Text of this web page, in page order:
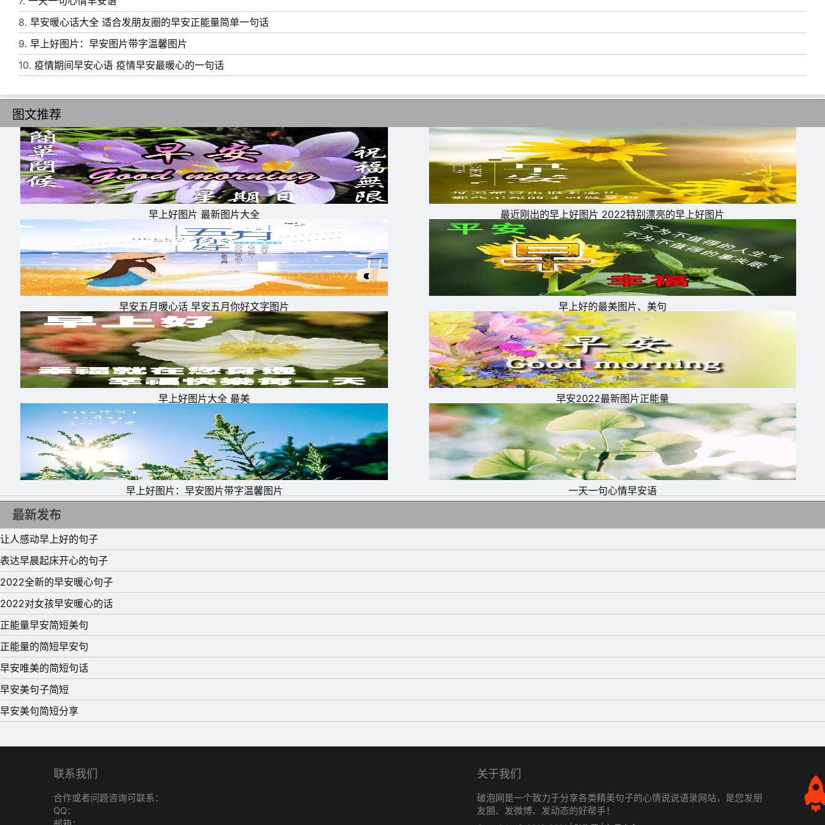
11、早上好!吉祥问候，祝你平安幸福，开开心心，万事顺利每一天。
12、环境永远不会十全十美，消极的人受环境控制，积极的人却控制环境。早安!
13、心情无限妙;快乐把门敲，喜庆身边绕;吉祥跟你跑，幸福对你笑;健康来拥抱，愿你身体好!
14、早上好!谢谢好朋友的关注，感恩有你一路相伴，最美的祝福送给你。
15、早上醒来笑一笑，心情快乐精神好;活络胫骨扭扭腰，生活健康每一秒;事业芝麻开花节节高，好运连连天
天妙!朋友，早安!
8. 早安暖心话大全 适合发朋友圈的早安正能量简单一句话
9. 早上好图片：早安图片带字温馨图片
10. 疫情期间早安心语 疫情早安最暖心的一句话
图文推荐
早上好图片 最新图片大全 最近刚出的早上好图片 2022特别漂亮的早上好图片
早安五月暖心话 早安五月你好文字图片 早上好的最美图片、美句
早上好图片大全 最美 早安2022最新图片正能量
早上好图片：早安图片带字温馨图片 一天一句心情早安语
最新发布
让人感动早上好的句子
表达早晨起床开心的句子
2022全新的早安暖心句子
2022对女孩早安暖心的话
正能量早安简短美句
正能量的简短早安句
早安唯美的简短句话
早安美句子简短
早安美句简短分享
联系我们
合作或者问题咨询可联系：
QQ：
关于我们
破泡网是一个致力于分享各类精美句子的心情说说语录网站，是您发朋
友圈、发微博、发动态的好帮手！